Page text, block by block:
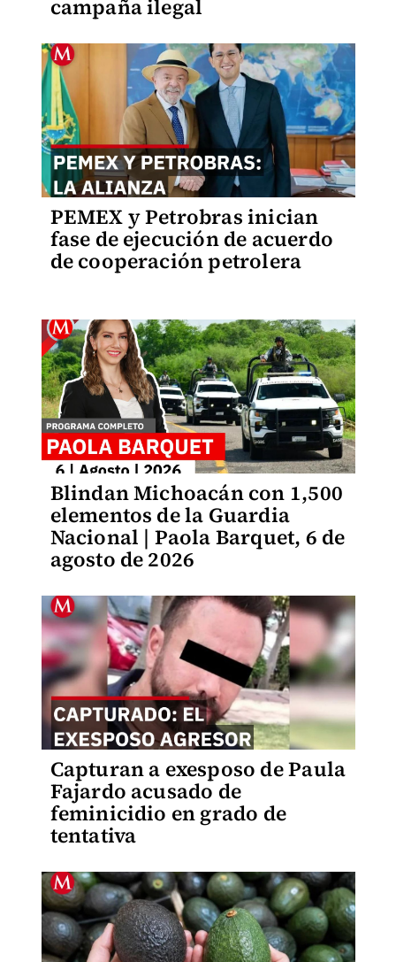
campaña ilegal
PEMEX y Petrobras inician
fase de ejecución de acuerdo
de cooperación petrolera
Blindan Michoacán con 1,500
elementos de la Guardia
Nacional | Paola Barquet, 6 de
agosto de 2026
Capturan a exesposo de Paula
Fajardo acusado de
feminicidio en grado de
tentativa